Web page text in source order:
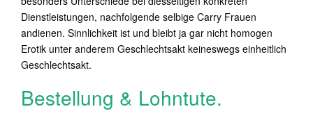
Dienstleistungen, nachfolgende selbige Carry Frauen
andienen. Sinnlichkeit ist und bleibt ja gar nicht homogen
Erotik unter anderem Geschlechtsakt keineswegs einheitlich
Geschlechtsakt.
Bestellung & Lohntute.